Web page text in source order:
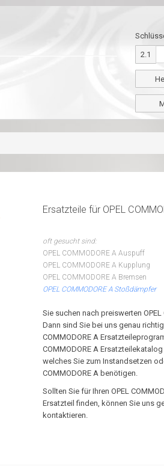
2.1
Ersatzteile für OPEL
oft gesucht sind:
OPEL COMMODORE A Auspuff
OPEL COMMODORE A Kupplung
OPEL COMMODORE A Bremsen
OPEL COMMODORE A Stoßdämpfer
Sie suchen nach preiswerten OPEL
Dann sind Sie bei uns genau
COMMODORE A
COMMODORE A
welches Sie zum Instandsetzen
COMMODORE A benötigen.
Sollten Sie für Ihren OPEL
Ersatzteil finden, können Sie uns
kontaktieren.